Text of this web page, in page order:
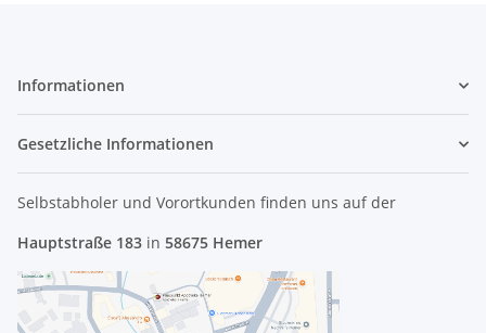
Informationen
Gesetzliche Informationen
Selbstabholer und Vorortkunden finden uns auf der
Hauptstraße 183 in 58675 Hemer